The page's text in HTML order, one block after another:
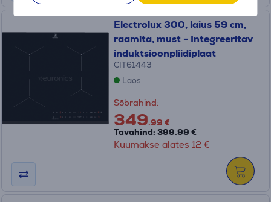
Electrolux 300, laius 59 cm,
raamita, must - Integreeritav
induktsioonpliidiplaat
CIT61443
Laos
Sõbrahind:
349.99 €
Tavahind: 399.99 €
Kuumakse alates 12 €